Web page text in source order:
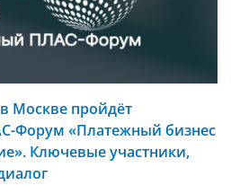
Москве пройдёт
Форум «Платежный бизнес
Ключевые участники,